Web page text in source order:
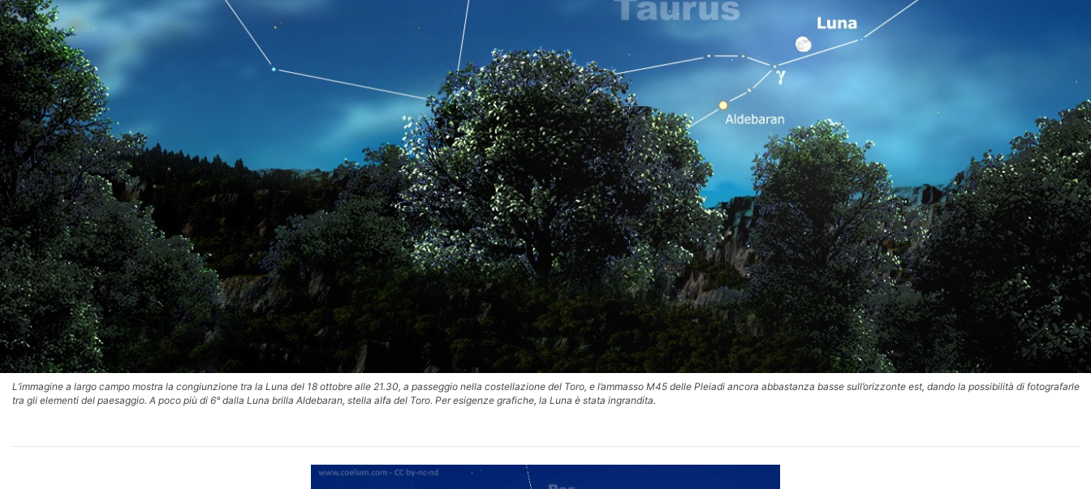
L’immagine a largo campo mostra la congiunzione tra la Luna del 18 ottobre alle 21.30, a passeggio nella costellazione del Toro, e l’ammasso M45 delle Pleiadi ancora abbastanza basse sull’orizzonte est, dando la possibilità di fotografarle
tra gli elementi del paesaggio. A poco più di 6° dalla Luna brilla Aldebaran, stella alfa del Toro. Per esigenze grafiche, la Luna è stata ingrandita.